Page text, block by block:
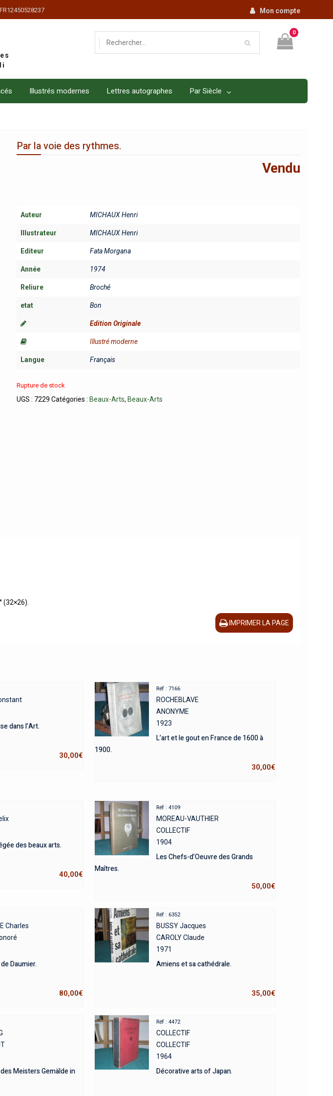
Mon compte
0
Illustrés modernes Lettres autographes Par Siècle
Par la voie des rythmes.
Vendu
Auteur MICHAUX Henri
Illustrateur MICHAUX Henri
Editeur Fata Morgana
Année 1974
Reliure Broché
etat Bon
Edition Originale
Illustré moderne
Langue Français
Rupture de stock
UGS : 7229 Catégories : Beaux-Arts, Beaux-Arts
IMPRIMER LA PAGE
dans l’Art.
30,00€
Réf : 7166
ROCHEBLAVE
ANONYME
1923
L’art et le gout en France de 1600 à
1900.
30,00€
des beaux arts.
40,00€
Réf : 4109
MOREAU-VAUTHIER
COLLECTIF
1904
Les Chefs-d’Oeuvre des Grands
Maîtres.
50,00€
Charles
Daumier.
80,00€
Réf : 6352
BUSSY Jacques
CAROLY Claude
1971
Amiens et sa cathédrale.
35,00€
Meisters Gemälde in
Réf : 4472
COLLECTIF
COLLECTIF
1964
Décorative arts of Japan.